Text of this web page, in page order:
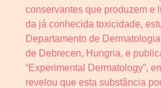
conservantes que produzem e
da já conhecida toxicidade,
Departamento de
de Debrecen, Hungria, e
“Experimental Dermatology”,
revelou que esta substância